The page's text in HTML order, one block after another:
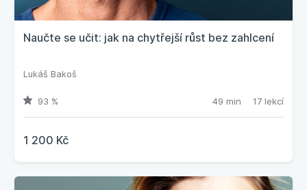
Naučte se učit: jak na chytřejší růst bez zahlcení
Lukáš Bakoš
93 % 49 min 17 lekcí
1 200 Kč